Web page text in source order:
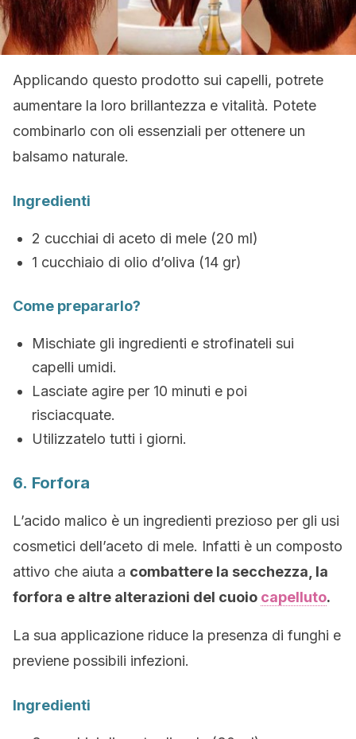
Applicando questo prodotto sui capelli, potrete
aumentare la loro brillantezza e vitalità. Potete
combinarlo con oli essenziali per ottenere un
balsamo naturale.
Ingredienti
2 cucchiai di aceto di mele (20 ml)
1 cucchiaio di olio d’oliva (14 gr)
Come prepararlo?
Mischiate gli ingredienti e strofinateli sui
capelli umidi.
Lasciate agire per 10 minuti e poi
risciacquate.
Utilizzatelo tutti i giorni.
6. Forfora
L’acido malico è un ingredienti prezioso per gli usi
cosmetici dell’aceto di mele. Infatti è un composto
attivo che aiuta a combattere la secchezza, la
forfora e altre alterazioni del cuoio capelluto.
La sua applicazione riduce la presenza di funghi e
previene possibili infezioni.
Ingredienti